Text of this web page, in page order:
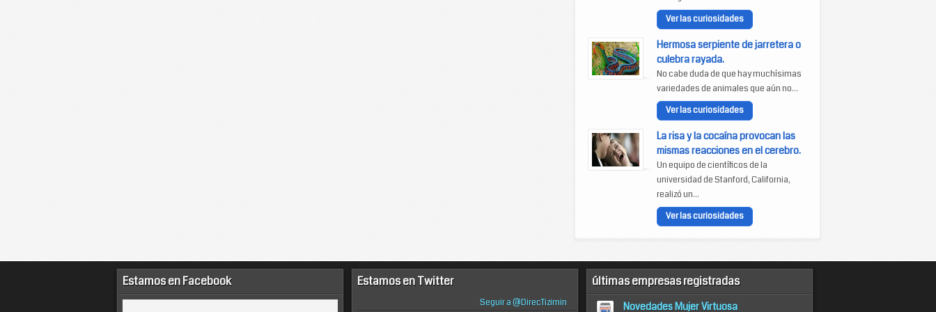
Ver las curiosidades
Hermosa serpiente de jarretera o
culebra rayada.
No cabe duda de que hay muchísimas
variedades de animales que aún no...
Ver las curiosidades
La risa y la cocaína provocan las
mismas reacciones en el cerebro.
Un equipo de científicos de la
universidad de Stanford, California,
realizó un...
Ver las curiosidades
Estamos en Facebook Estamos en Twitter
Seguir a @DirecTizimin
últimas empresas registradas
Novedades Mujer Virtuosa